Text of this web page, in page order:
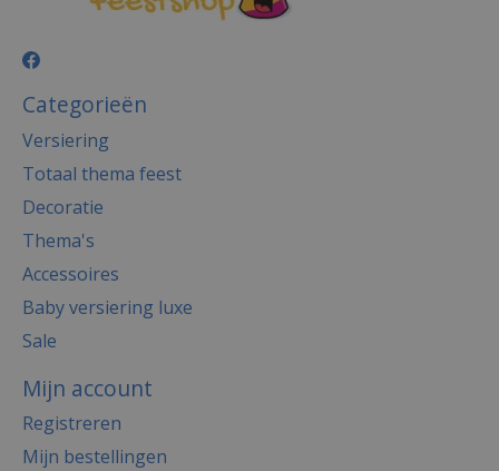
Categorieën
Versiering
Totaal thema feest
Decoratie
Thema's
Accessoires
Baby versiering luxe
Sale
Mijn account
Registreren
Mijn bestellingen